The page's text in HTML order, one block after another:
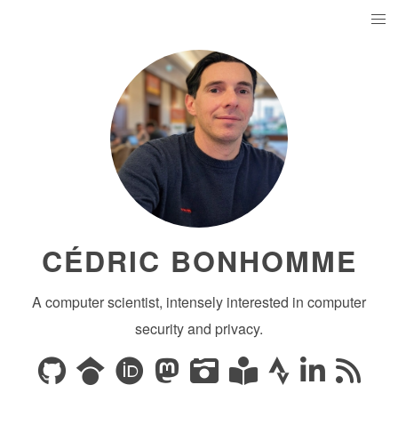
CÉDRIC BONHOMME
A computer scientist, intensely interested in computer
security and privacy.